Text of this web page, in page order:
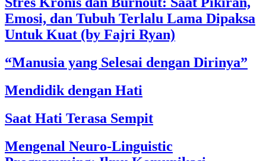
Emosi, dan Tubuh Terlalu Lama Dipaksa
Untuk Kuat (by Fajri Ryan)
“Manusia yang Selesai dengan Dirinya”
Mendidik dengan Hati
Saat Hati Terasa Sempit
Mengenal Neuro-Linguistic